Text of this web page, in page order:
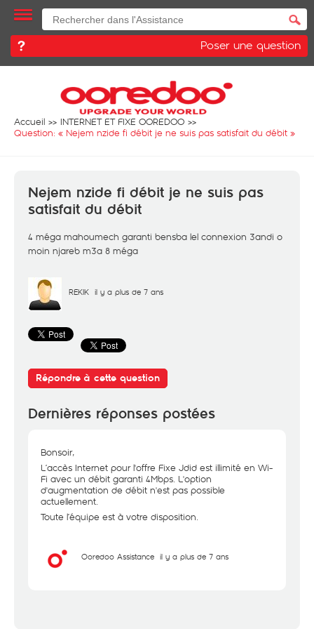
Poser une question
Accueil
INTERNET ET FIXE OOREDOO
Question: « Nejem nzide fi débit je ne suis pas satisfait du débit »
Nejem nzide fi débit je ne suis pas
satisfait du débit
4 méga mahoumech garanti bensba lel connexion 3andi o
moin njareb m3a 8 méga
REKIK il y a plus de 7 ans
Répondre à cette question
Dernières réponses postées
Bonsoir,
L’accès Internet pour l'offre Fixe Jdid est illimité en Wi-
Fi avec un débit garanti 4Mbps. L'option
d'augmentation de débit n'est pas possible
actuellement.
Toute l’équipe est à votre disposition.
Ooredoo Assistance il y a plus de 7 ans